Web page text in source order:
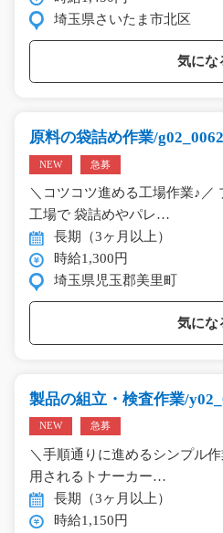
埼玉県さいたま市北区
気にな
原料の袋詰め作業/
NEW 急募
＼コツコツ進める工場作業♪／
工場で 袋詰めやパレ…
長期（3ヶ月以上）
時給1,300円
埼玉県児玉郡美里町
気にな
製品の組立・検査作業/
NEW 急募
＼手順通りに進めるシンプル
用されるトナーカー…
長期（3ヶ月以上）
時給1,150円